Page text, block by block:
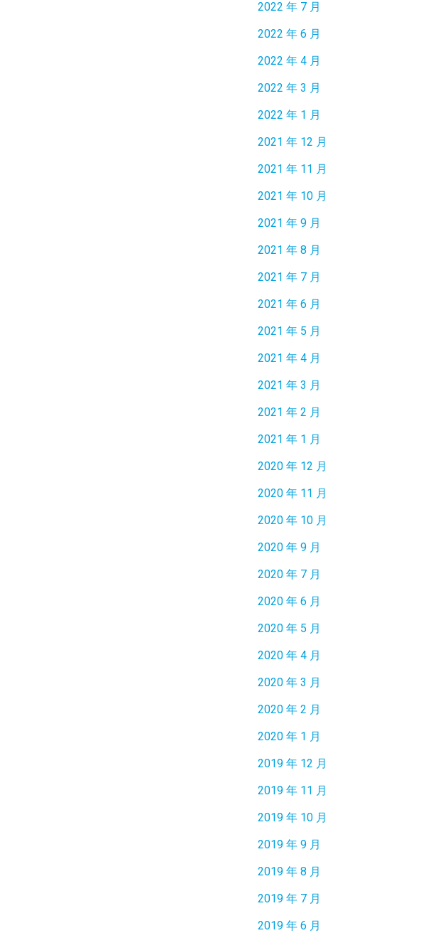
2022 年 7 月
2022 年 6 月
2022 年 4 月
2022 年 3 月
2022 年 1 月
2021 年 12 月
2021 年 11 月
2021 年 10 月
2021 年 9 月
2021 年 8 月
2021 年 7 月
2021 年 6 月
2021 年 5 月
2021 年 4 月
2021 年 3 月
2021 年 2 月
2021 年 1 月
2020 年 12 月
2020 年 11 月
2020 年 10 月
2020 年 9 月
2020 年 7 月
2020 年 6 月
2020 年 5 月
2020 年 4 月
2020 年 3 月
2020 年 2 月
2020 年 1 月
2019 年 12 月
2019 年 11 月
2019 年 10 月
2019 年 9 月
2019 年 8 月
2019 年 7 月
2019 年 6 月